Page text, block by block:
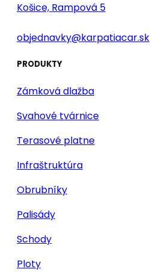
Košice, Rampová 5
objednavky@karpatiacar.sk
PRODUKTY
Zámková dlažba
Svahové tvárnice
Terasové platne
Infraštruktúra
Obrubníky
Palisády
Schody
Ploty